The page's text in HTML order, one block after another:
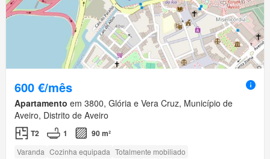
600 €/mês
Apartamento em 3800, Glória e Vera Cruz, Município de
Aveiro, Distrito de Aveiro
T2 1 90 m²
Varanda Cozinha equipada Totalmente mobiliado